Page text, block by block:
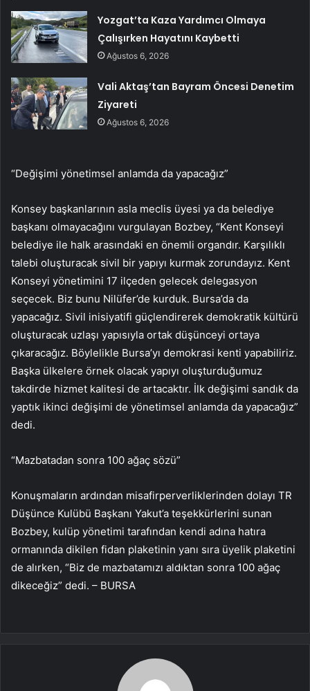
Yozgat’ta Kaza Yardımcı Olmaya
Çalışırken Hayatını Kaybetti
Ağustos 6, 2026
Vali Aktaş’tan Bayram Öncesi Denetim
Ziyareti
Ağustos 6, 2026
“Değişimi yönetimsel anlamda da yapacağız”
Konsey başkanlarının asla meclis üyesi ya da belediye
başkanı olmayacağını vurgulayan Bozbey, “Kent Konseyi
belediye ile halk arasındaki en önemli organdır. Karşılıklı
talebi oluşturacak sivil bir yapıyı kurmak zorundayız. Kent
Konseyi yönetimini 17 ilçeden gelecek delegasyon
seçecek. Biz bunu Nilüfer’de kurduk. Bursa’da da
yapacağız. Sivil inisiyatifi güçlendirerek demokratik kültürü
oluşturacak uzlaşı yapısıyla ortak düşünceyi ortaya
çıkaracağız. Böylelikle Bursa’yı demokrasi kenti yapabiliriz.
Başka ülkelere örnek olacak yapıyı oluşturduğumuz
takdirde hizmet kalitesi de artacaktır. İlk değişimi sandık da
yaptık ikinci değişimi de yönetimsel anlamda da yapacağız”
dedi.
“Mazbatadan sonra 100 ağaç sözü”
Konuşmaların ardından misafirperverliklerinden dolayı TR
Düşünce Kulübü Başkanı Yakut’a teşekkürlerini sunan
Bozbey, kulüp yönetimi tarafından kendi adına hatıra
ormanında dikilen fidan plaketinin yanı sıra üyelik plaketini
de alırken, “Biz de mazbatamızı aldıktan sonra 100 ağaç
dikeceğiz” dedi. – BURSA